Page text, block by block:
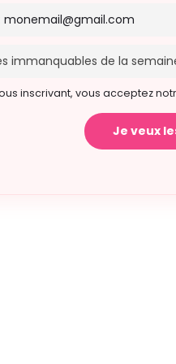
inscrivant, vous acceptez